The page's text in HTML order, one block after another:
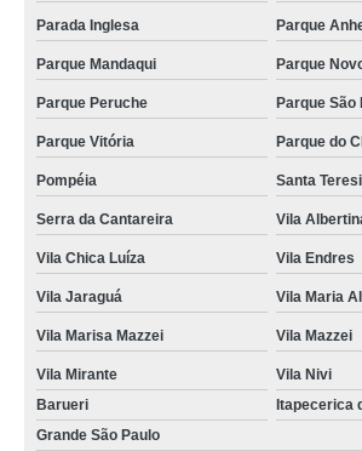
Parada Inglesa Parque
Parque Mandaqui Parque
Parque Peruche Parque São
Parque Vitória Parque do
Pompéia Santa
Serra da Cantareira Vila
Vila Chica Luíza Vila Endres
Vila Jaraguá Vila Maria
Vila Marisa Mazzei Vila Mazzei
Vila Mirante
Vila Nivi
Barueri
Itapecerica
Grande São Paulo